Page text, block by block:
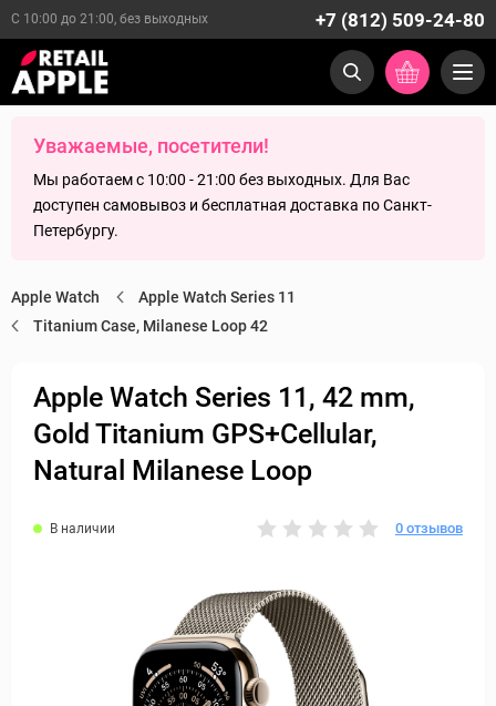
С 10:00 до 21:00, без выходных +7 (812) 509-24-80
Уважаемые, посетители!
Мы работаем с 10:00 - 21:00 без выходных. Для Вас
доступен самовывоз и бесплатная доставка по Санкт-
Петербургу.
Apple Watch
Apple Watch Series 11
Titanium Case, Milanese Loop 42
Apple Watch Series 11, 42 mm,
Gold Titanium GPS+Cellular,
Natural Milanese Loop
В наличии 0 отзывов